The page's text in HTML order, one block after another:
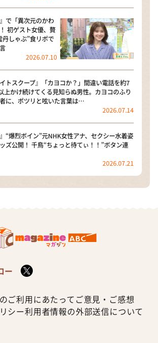
で「異次元のかわ
初ゲスト女優、贅
丹しゃぶ”食リポで
2026.07.10
イトスクープ』「カヨコか？」間違い電話を約7
上かけ続けてくる見知らぬ男性。カヨコのふり
に、ポツリと呟いた言葉は…
2026.07.14
』“爆烈ボイン”元NHK女性アナ、セクシー水着姿
ズ公開！ 千鳥“ちょっと待てぃ！！”ボタン連
2026.07.21
ー
ご利用にあたって ご意見・ご感想
シー利用者情報の外部送信について